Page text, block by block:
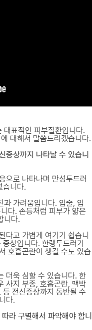
대표적인 피부질환입니다.
대해서 말씀드리겠습니다.
증상까지 나타날 수 있습니
으로 나타나며 만성두드러
습니다.
과 가려움입니다. 입술, 입
다. 손등처럼 피부가 얇은
니다.
다고 가볍게 여기기 쉽습니
상입니다. 한랭두드러기
호흡곤란이 생길 수도 있습
더욱 심할 수 있습니다. 한
사지 부종, 호흡곤란, 맥박
전신증상까지 동반될 수
다.
라 구별해서 파악해야 합니